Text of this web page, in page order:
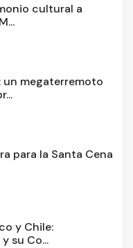
cultural a
un megaterremoto
para la Santa Cena
y Chile:
su Co...